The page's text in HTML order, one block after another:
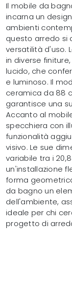
Il mobile da
incarna un
ambienti
questo arredo si
versatilità d'uso.
in diverse
lucido, che
e luminoso. Il
ceramica da 88
garantisce una
Accanto al
specchiera con
funzionalità
visivo. Le sue
variabile tra i
un'installazione
forma
da bagno un
dell'ambiente,
ideale per chi
progetto di